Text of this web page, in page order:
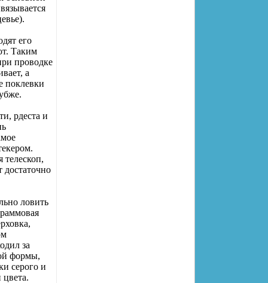
его
Таким
проводке
а
поклевки
рдеста и
ловить
за
формы,
серого и